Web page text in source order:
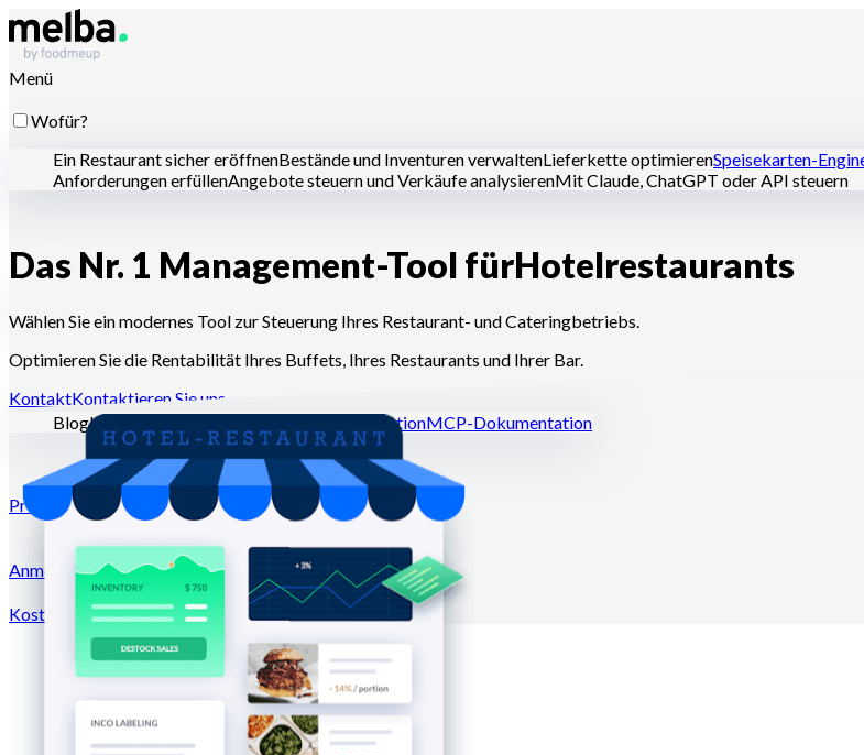
Menü
Wofür?
Ein Restaurant sicher eröffnenBestände und Inventuren verwaltenLieferkette optimierenSpeisekarten-
Anforderungen erfüllenAngebote steuern und Verkäufe analysierenMit Claude, ChatGPT oder API steuern
Für wen?
BlogHilfe-Center API-DokumentationMCP-Dokumentation
Preise
Anmeldung →
Kostenlos testenRegistrieren
Das Nr. 1 Management-Tool fürHotelrestaurants
Wählen Sie ein modernes Tool zur Steuerung Ihres Restaurant- und Cateringbetriebs.
Optimieren Sie die Rentabilität Ihres Buffets, Ihres Restaurants und Ihrer Bar.
KontaktKontaktieren Sie uns